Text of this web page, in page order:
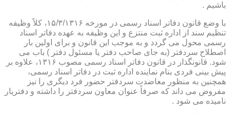
باشیم .
با وضع قانون دفاتر اسناد رسمی در مورخه ۱۵/۳/۱۳۱۶، كلاً وظیفه
تنظیم سند از اداره ثبت منتزع و این وظیفه به عهده دفاتر اسناد
رسمی محول می گردد و به موجب این قانون و برای اولین بار
اصطلاح سردفتر (به جای صاحب دفتر یا مسئول دفتر ) باب می
شود. قانونگذار در قانون دفاتر اسناد رسمی مصوب ۱۳۱۶، علاوه بر
پیش بینی فردی بنام نماینده اداره ثبت در دفاتر اسناد رسمی،
همچنین به منظور معاضدت سردفتر حضور فرد دیگری را نیز
مفروض می داند كه صرفاً عنوان معاون سردفتر را داشته و دفتریار
نامیده می شود .